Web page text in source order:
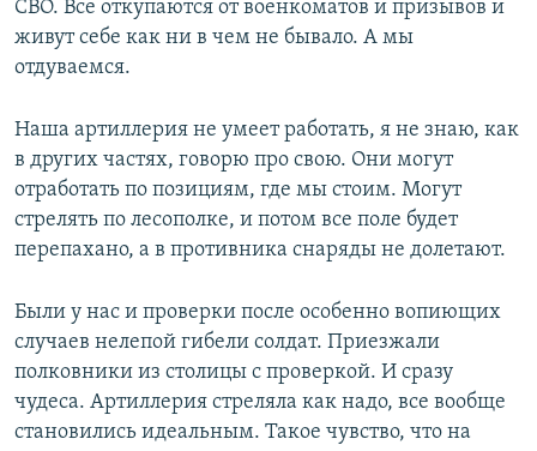
СВО. Все откупаются от военкоматов и призывов и
живут себе как ни в чем не бывало. А мы
отдуваемся.
Наша артиллерия не умеет работать, я не знаю, как
в других частях, говорю про свою. Они могут
отработать по позициям, где мы стоим. Могут
стрелять по лесополке, и потом все поле будет
перепахано, а в противника снаряды не долетают.
Были у нас и проверки после особенно вопиющих
случаев нелепой гибели солдат. Приезжали
полковники из столицы с проверкой. И сразу
чудеса. Артиллерия стреляла как надо, все вообще
становились идеальным. Такое чувство, что на